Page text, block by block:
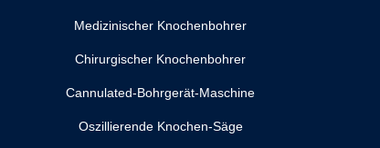
Medizinischer Knochenbohrer
Chirurgischer Knochenbohrer
Cannulated-Bohrgerät-Maschine
Oszillierende Knochen-Säge